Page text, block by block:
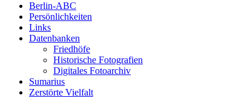
Berlin-ABC
Persönlichkeiten
Links
Datenbanken
Friedhöfe
Historische Fotografien
Digitales Fotoarchiv
Sumarius
Zerstörte Vielfalt